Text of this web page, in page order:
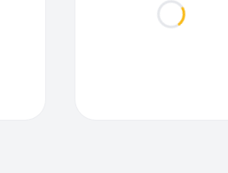
Loading...